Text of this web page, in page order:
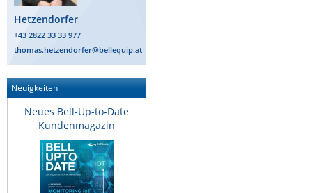
Hetzendorfer
+43 2822 33 33 977
thomas.hetzendorfer@bellequip.at
Neuigkeiten
Neues Bell-Up-to-Date
Kundenmagazin